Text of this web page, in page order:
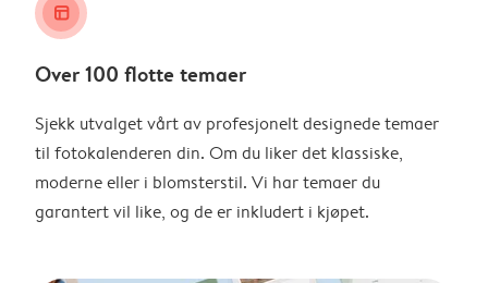
layout_alt
Over 100 flotte temaer
Sjekk utvalget vårt av profesjonelt designede temaer
til fotokalenderen din. Om du liker det klassiske,
moderne eller i blomsterstil. Vi har temaer du
garantert vil like, og de er inkludert i kjøpet.